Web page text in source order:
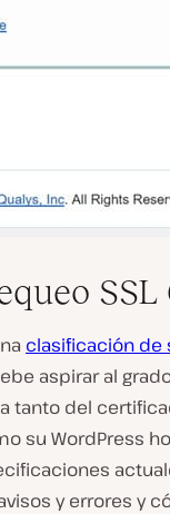
clasificación de
aspirar al
tanto del
su WordPress
y errores y